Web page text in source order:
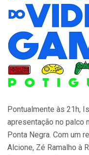
Pontualmente às 21h,
apresentação no palco
Ponta Negra. Com um
Alcione, Zé Ramalho à